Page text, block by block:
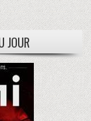
JOUR